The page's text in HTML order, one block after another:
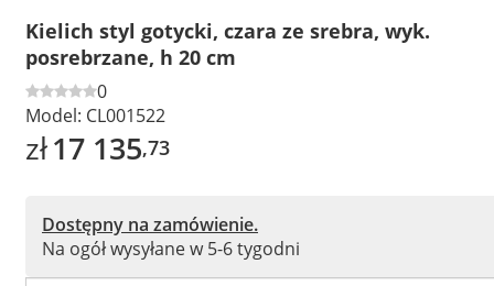
Kielich styl gotycki, czara ze srebra, wyk.
posrebrzane, h 20 cm
0
Model: CL001522
zł17 135,73
Dostępny na zamówienie.
Na ogół wysyłane w 5-6 tygodni